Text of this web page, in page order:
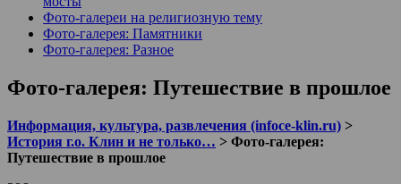
Фото-галереи на религиозную тему
Фото-галерея: Памятники
Фото-галерея: Разное
Фото-галерея: Путешествие в прошлое
Информация, культура, развлечения (infoce-klin.ru) >
История г.о. Клин и не только… > Фото-галерея:
Путешествие в прошлое